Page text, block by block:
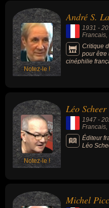
Notez-le !
André S.
1931 -
Francais,
Critique
pour être
cinéphilie
Notez-le !
Léo Scheer
1947 -
Francais
Éditeur
Léo
Michel